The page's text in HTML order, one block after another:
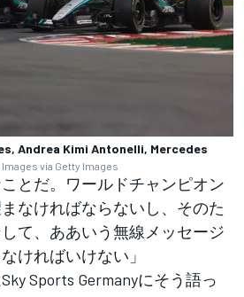
Andrea Kimi Antonelli, Mercedes
via Getty Images
ことだ。ワールドチャンピオン
なければならないし、そのた
て、ああいう無線メッセージ
ければいけない」
Sports Germanyにそう語っ